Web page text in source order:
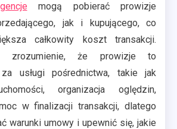
mogą pobierać prowizje
jak i kupującego, co
całkowity koszt transakcji.
zrozumienie, że prowizje to
za usługi pośrednictwa, takie jak
organizacja oględzin,
w finalizacji transakcji, dlatego
warunki umowy i upewnić się, jakie